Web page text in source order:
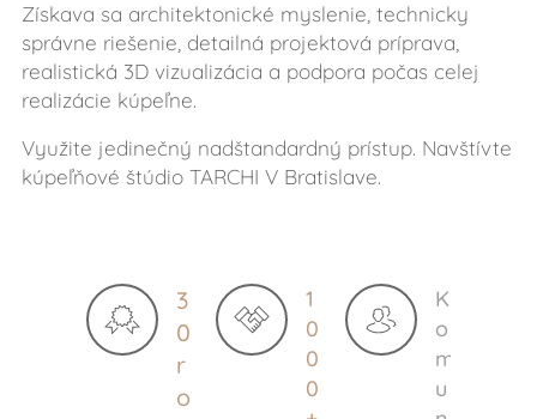
Získava sa architektonické myslenie, technicky
správne riešenie, detailná projektová príprava,
realistická 3D vizualizácia a podpora počas celej
realizácie kúpeľne.
Využite jedinečný nadštandardný prístup. Navštívte
kúpeľňové štúdio TARCHI V Bratislave.
3
0
r
o
1
0
0
0
K
o
m
u